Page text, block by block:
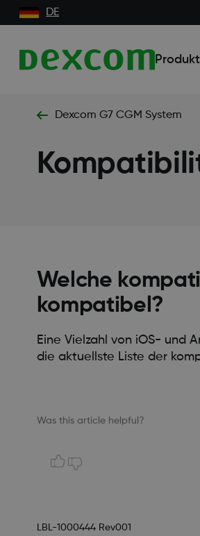
DE
Dexcom G7 CGM System
Welche
kompatibel?
Eine Vielzahl von iOS- und
die aktuellste Liste der
Was this article helpful?
LBL-1000444 Rev001